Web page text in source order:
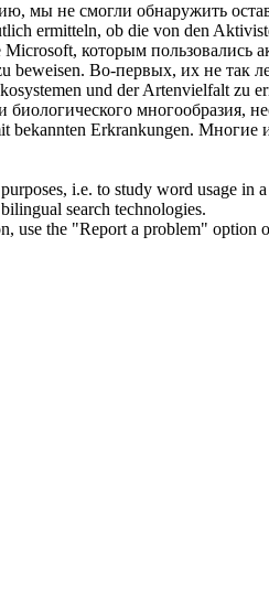
мы не смогли обнаружить
ermitteln, ob die von den
которым пользовались
beweisen. Во-первых, их не так
und der Artenvielfalt zu
многообразия,
bekannten Erkrankungen. Многие
i.e. to study word usage in
search technologies.
use the "Report a problem" option